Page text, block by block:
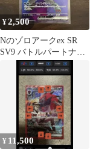
¥2,500
Nのゾロアークex SR
SV9 バトルパートナー
ズ 117/100
¥ 11,500